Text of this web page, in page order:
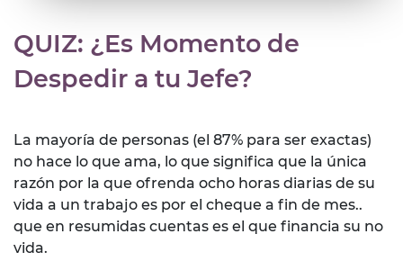
QUIZ: ¿Es Momento de
Despedir a tu Jefe?
La mayoría de personas (el 87% para ser exactas)
no hace lo que ama, lo que significa que la única
razón por la que ofrenda ocho horas diarias de su
vida a un trabajo es por el cheque a fin de mes..
que en resumidas cuentas es el que financia su no
vida.